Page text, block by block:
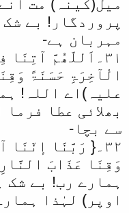
میل(کینہ) مت
پروردگار! بے شک
مہربان ہے-
۳۱۔اَللّھُمَّ
الْآخِرَۃِ حَسَنَۃً
علیہ)اے اللہ!
بھلائی عطا
سے بچا-
۳۲۔{ رَبَّنَا
ہمارے رب! بے شک
اوپر) لہٰذا